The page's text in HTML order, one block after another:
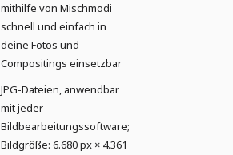
mithilfe von Mischmodi
schnell und einfach in
deine Fotos und
Compositings einsetzbar
JPG-Dateien, anwendbar
mit jeder
Bildbearbeitungssoftware;
Bildgröße: 6.680 px × 4.361